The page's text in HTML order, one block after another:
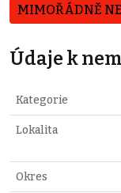
MIMOŘÁDNĚ
Údaje k
Kategorie
Lokalita
Okres